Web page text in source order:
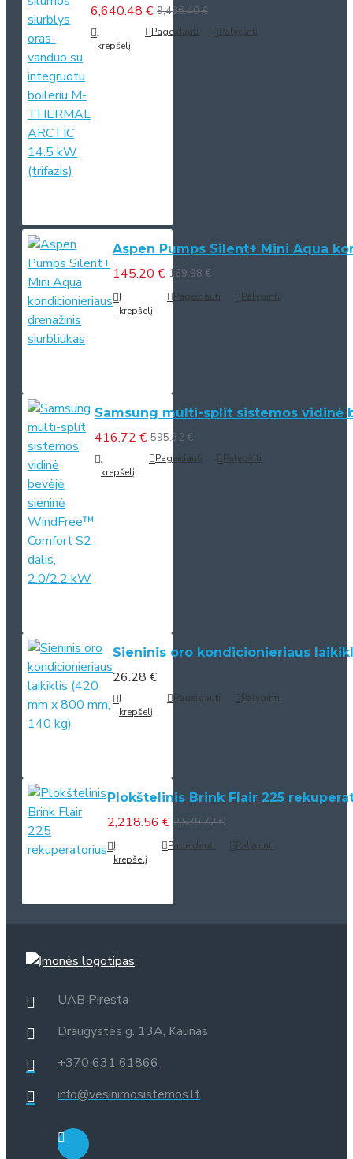
6,640.48 € 9,486.40 €
Į
krepšelį
Pageidauti Palyginti
Aspen Pumps Silent+ Mini Aqua
145.20 € 169.98 €
Į
krepšelį
Pageidauti Palyginti
Samsung multi-split sistemos vidinė
416.72 € 595.32 €
Į
krepšelį
Pageidauti Palyginti
Sieninis oro kondicionieriaus
26.28 €
Į
krepšelį
Pageidauti Palyginti
Plokštelinis Brink Flair 225
2,218.56 € 2,579.72 €
Į
krepšelį
Pageidauti Palyginti
UAB Piresta
Draugystės g. 13A, Kaunas
+370 631 61866
info@vesinimosistemos.lt